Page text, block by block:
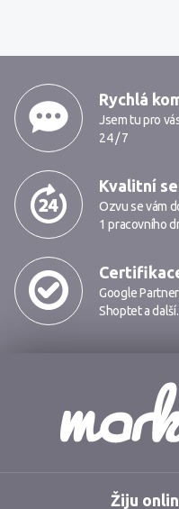
MarkMedia
Rychlá
Jsem tu pro
24 / 7
Kvalitní
Ozvu se vám
1 pracovního
Google
Shopteta další.
Žiju